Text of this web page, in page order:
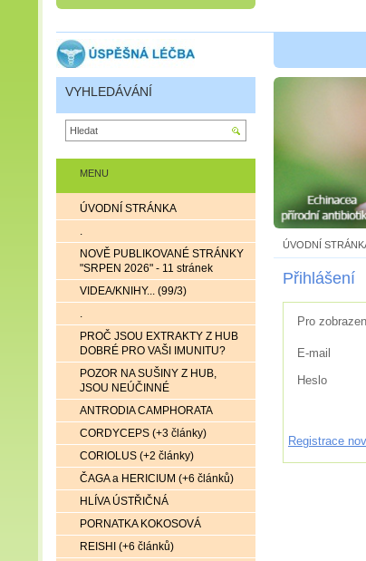
ÚVODNÍ
Přihlášení
Pro
E-mail
Heslo
Registrace
MENU
ÚVODNÍ STRÁNKA
.
NOVĚ PUBLIKOVANÉ STRÁNKY
"SRPEN 2026" - 11 stránek
VIDEA/KNIHY... (99/3)
.
PROČ JSOU EXTRAKTY Z HUB
DOBRÉ PRO VAŠI IMUNITU?
POZOR NA SUŠINY Z HUB,
JSOU NEÚČINNÉ
ANTRODIA CAMPHORATA
CORDYCEPS (+3 články)
CORIOLUS (+2 články)
ČAGA a HERICIUM (+6 článků)
HLÍVA ÚSTŘIČNÁ
PORNATKA KOKOSOVÁ
REISHI (+6 článků)
VYHLEDÁVÁNÍ